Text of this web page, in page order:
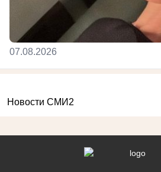
07.08.2026
Новости СМИ2